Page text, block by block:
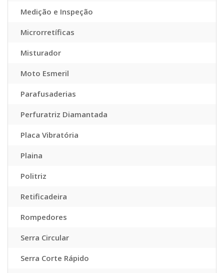
Medição e Inspeção
Microrretíficas
Misturador
Moto Esmeril
Parafusaderias
Perfuratriz Diamantada
Placa Vibratória
Plaina
Politriz
Retificadeira
Rompedores
Serra Circular
Serra Corte Rápido